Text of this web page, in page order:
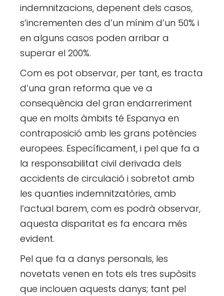
indemnitzacions, depenent dels casos,
s’incrementen des d’un mínim d’un 50% i
en alguns casos poden arribar a
superar el 200%.
Com es pot observar, per tant, es tracta
d’una gran reforma que ve a
conseqüència del gran endarreriment
que en molts àmbits té Espanya en
contraposició amb les grans potències
europees. Específicament, i pel que fa a
la responsabilitat civil derivada dels
accidents de circulació i sobretot amb
les quanties indemnitzatòries, amb
l’actual barem, com es podrà observar,
aquesta disparitat es fa encara més
evident.
Pel que fa a danys personals, les
novetats venen en tots els tres supòsits
que inclouen aquests danys; tant pel